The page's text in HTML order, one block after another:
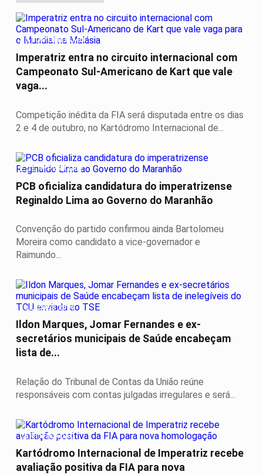
AUTOMOBILISMO
Imperatriz entra no circuito internacional com
Campeonato Sul-Americano de Kart que vale
vaga...
Competição inédita da FIA será disputada entre os dias
2 e 4 de outubro, no Kartódromo Internacional de...
É DE IMPERATRIZ
PCB oficializa candidatura do imperatrizense
Reginaldo Lima ao Governo do Maranhão
Convenção do partido confirmou ainda Bartolomeu
Moreira como candidato a vice-governador e
Raimundo...
ELEIÇÕES 2026
Ildon Marques, Jomar Fernandes e ex-
secretários municipais de Saúde encabeçam
lista de...
Relação do Tribunal de Contas da União reúne
responsáveis com contas julgadas irregulares e será...
CERTIFICAÇÃO
Kartódromo Internacional de Imperatriz recebe
avaliação positiva da FIA para nova